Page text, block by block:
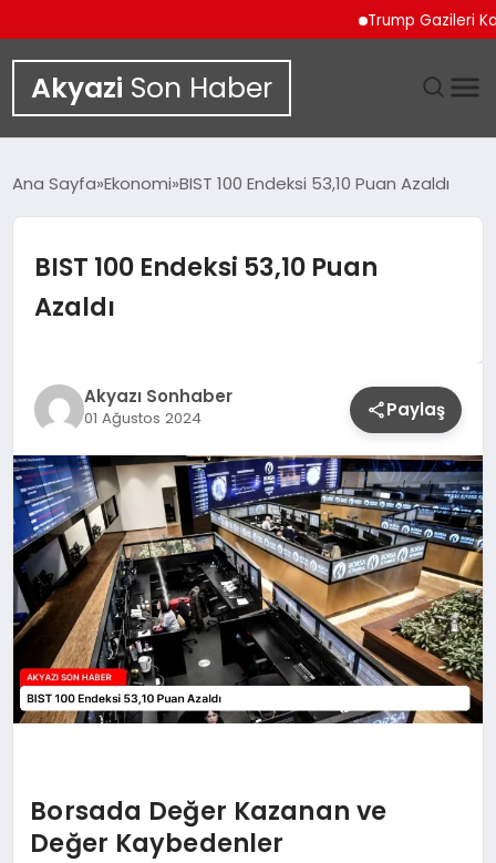
Trump Gazileri
Akyazi Son Haber
SIYASET
DÜNYA
SPOR
TEKNOLOJI
YAŞAM
Ana Sayfa Ekonomi BIST 100 Endeksi 53,10 Puan Azaldı
BIST 100 Endeksi 53,10 Puan
Azaldı
Akyazı Sonhaber
01 Ağustos 2024 Paylaş
Borsada Değer Kazanan ve
Değer Kaybedenler